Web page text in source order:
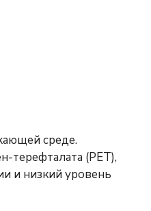
среде.
терефталата (PET),
и низкий уровень